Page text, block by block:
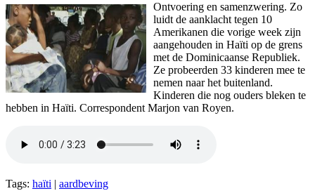
Ontvoering en samenzwering. Zo
luidt de aanklacht tegen 10
Amerikanen die vorige week zijn
aangehouden in Haïti op de grens
met de Dominicaanse Republiek.
Ze probeerden 33 kinderen mee te
nemen naar het buitenland.
Kinderen die nog ouders bleken te
hebben in Haïti. Correspondent Marjon van Royen.
Tags: haïti | aardbeving